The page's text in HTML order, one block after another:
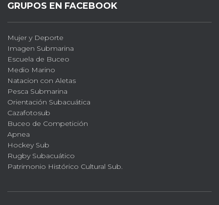
GRUPOS EN FACEBOOK
Mujer y Deporte
Imagen Submarina
Escuela de Buceo
Medio Marino
Natacion con Aletas
Pesca Submarina
Orientación Subacuática
Cazafotosub
Buceo de Competición
Apnea
Hockey Sub
Rugby Subacuático
Patrimonio Histórico Cultural Sub.